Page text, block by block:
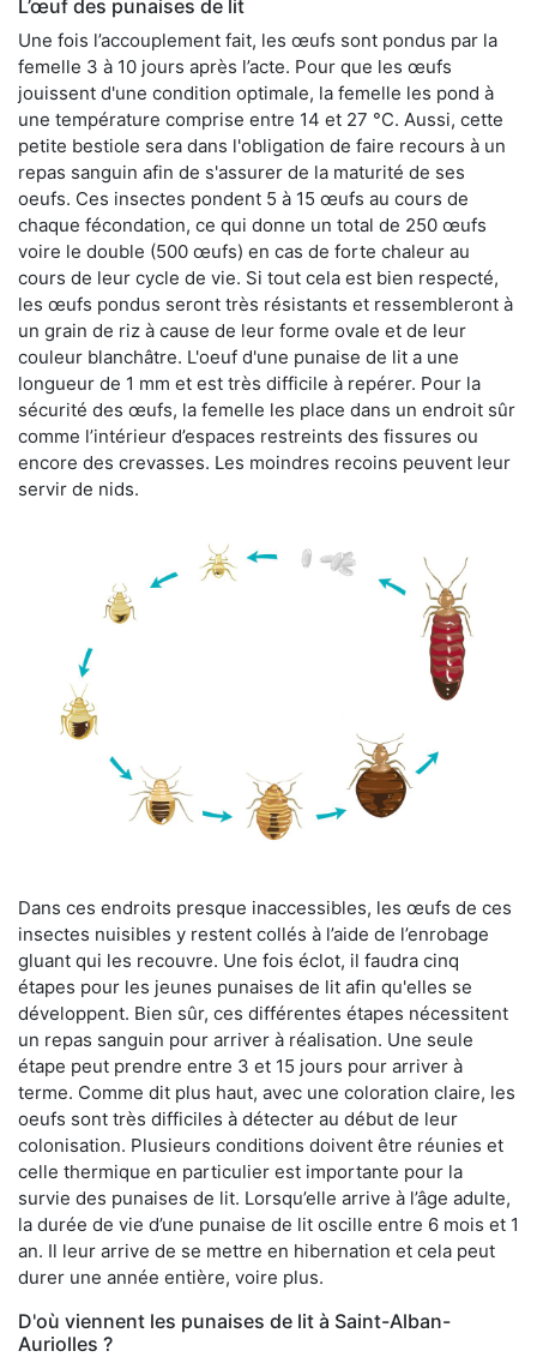
L’œuf des punaises de lit
Une fois l’accouplement fait, les œufs sont pondus par la
femelle 3 à 10 jours après l’acte. Pour que les œufs
jouissent d'une condition optimale, la femelle les pond à
une température comprise entre 14 et 27 °C. Aussi, cette
petite bestiole sera dans l'obligation de faire recours à un
repas sanguin afin de s'assurer de la maturité de ses
oeufs. Ces insectes pondent 5 à 15 œufs au cours de
chaque fécondation, ce qui donne un total de 250 œufs
voire le double (500 œufs) en cas de forte chaleur au
cours de leur cycle de vie. Si tout cela est bien respecté,
les œufs pondus seront très résistants et ressembleront à
un grain de riz à cause de leur forme ovale et de leur
couleur blanchâtre. L'oeuf d'une punaise de lit a une
longueur de 1 mm et est très difficile à repérer. Pour la
sécurité des œufs, la femelle les place dans un endroit sûr
comme l’intérieur d’espaces restreints des fissures ou
encore des crevasses. Les moindres recoins peuvent leur
servir de nids.
Dans ces endroits presque inaccessibles, les œufs de ces
insectes nuisibles y restent collés à l’aide de l’enrobage
gluant qui les recouvre. Une fois éclot, il faudra cinq
étapes pour les jeunes punaises de lit afin qu'elles se
développent. Bien sûr, ces différentes étapes nécessitent
un repas sanguin pour arriver à réalisation. Une seule
étape peut prendre entre 3 et 15 jours pour arriver à
terme. Comme dit plus haut, avec une coloration claire, les
oeufs sont très difficiles à détecter au début de leur
colonisation. Plusieurs conditions doivent être réunies et
celle thermique en particulier est importante pour la
survie des punaises de lit. Lorsqu’elle arrive à l’âge adulte,
la durée de vie d’une punaise de lit oscille entre 6 mois et 1
an. Il leur arrive de se mettre en hibernation et cela peut
durer une année entière, voire plus.
D'où viennent les punaises de lit à Saint-Alban-
Auriolles ?